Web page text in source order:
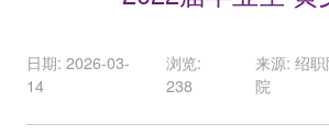
日期: 2026-03-
14
浏览:
238
来源: 绍
院